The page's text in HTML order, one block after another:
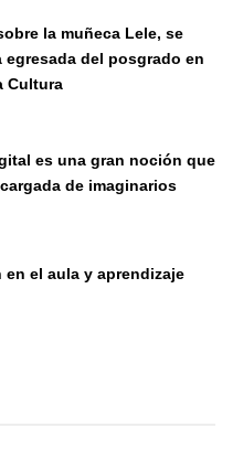
la muñeca Lele, se
egresada del posgrado en
Cultura
es una gran noción que
de imaginarios
en el aula y aprendizaje